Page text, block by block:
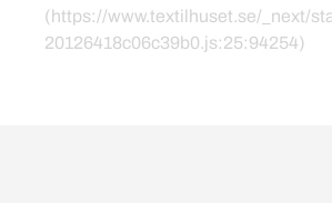
(https://www.textilhuset.se/_next/
20126418c06c39b0.js:25:94254)